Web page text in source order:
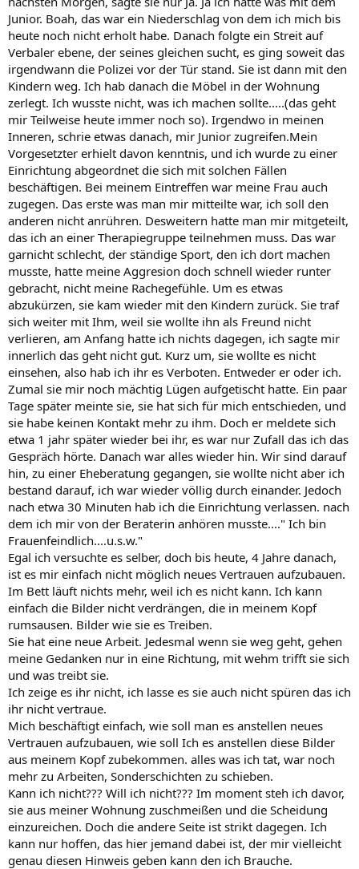
Junior. Boah, das war ein Niederschlag von dem ich mich bis
heute noch nicht erholt habe. Danach folgte ein Streit auf
Verbaler ebene, der seines gleichen sucht, es ging soweit das
irgendwann die Polizei vor der Tür stand. Sie ist dann mit den
Kindern weg. Ich hab danach die Möbel in der Wohnung
zerlegt. Ich wusste nicht, was ich machen sollte.....(das geht
mir Teilweise heute immer noch so). Irgendwo in meinen
Inneren, schrie etwas danach, mir Junior zugreifen.Mein
Vorgesetzter erhielt davon kenntnis, und ich wurde zu einer
Einrichtung abgeordnet die sich mit solchen Fällen
beschäftigen. Bei meinem Eintreffen war meine Frau auch
zugegen. Das erste was man mir mitteilte war, ich soll den
anderen nicht anrühren. Desweitern hatte man mir mitgeteilt,
das ich an einer Therapiegruppe teilnehmen muss. Das war
garnicht schlecht, der ständige Sport, den ich dort machen
musste, hatte meine Aggresion doch schnell wieder runter
gebracht, nicht meine Rachegefühle. Um es etwas
abzukürzen, sie kam wieder mit den Kindern zurück. Sie traf
sich weiter mit Ihm, weil sie wollte ihn als Freund nicht
verlieren, am Anfang hatte ich nichts dagegen, ich sagte mir
innerlich das geht nicht gut. Kurz um, sie wollte es nicht
einsehen, also hab ich ihr es Verboten. Entweder er oder ich.
Zumal sie mir noch mächtig Lügen aufgetischt hatte. Ein paar
Tage später meinte sie, sie hat sich für mich entschieden, und
sie habe keinen Kontakt mehr zu ihm. Doch er meldete sich
etwa 1 jahr später wieder bei ihr, es war nur Zufall das ich das
Gespräch hörte. Danach war alles wieder hin. Wir sind darauf
hin, zu einer Eheberatung gegangen, sie wollte nicht aber ich
bestand darauf, ich war wieder völlig durch einander. Jedoch
nach etwa 30 Minuten hab ich die Einrichtung verlassen. nach
dem ich mir von der Beraterin anhören musste...." Ich bin
Frauenfeindlich....u.s.w."
Egal ich versuchte es selber, doch bis heute, 4 Jahre danach,
ist es mir einfach nicht möglich neues Vertrauen aufzubauen.
Im Bett läuft nichts mehr, weil ich es nicht kann. Ich kann
einfach die Bilder nicht verdrängen, die in meinem Kopf
rumsausen. Bilder wie sie es Treiben.
Sie hat eine neue Arbeit. Jedesmal wenn sie weg geht, gehen
meine Gedanken nur in eine Richtung, mit wehm trifft sie sich
und was treibt sie.
Ich zeige es ihr nicht, ich lasse es sie auch nicht spüren das ich
ihr nicht vertraue.
Mich beschäftigt einfach, wie soll man es anstellen neues
Vertrauen aufzubauen, wie soll Ich es anstellen diese Bilder
aus meinem Kopf zubekommen. alles was ich tat, war noch
mehr zu Arbeiten, Sonderschichten zu schieben.
Kann ich nicht??? Will ich nicht??? Im moment steh ich davor,
sie aus meiner Wohnung zuschmeißen und die Scheidung
einzureichen. Doch die andere Seite ist strikt dagegen. Ich
kann nur hoffen, das hier jemand dabei ist, der mir vielleicht
genau diesen Hinweis geben kann den ich Brauche.